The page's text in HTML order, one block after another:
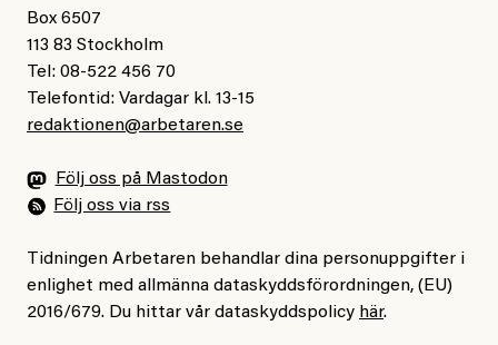
Box 6507
113 83 Stockholm
Tel: 08-522 456 70
Telefontid: Vardagar kl. 13-15
redaktionen@arbetaren.se
Följ oss på Mastodon
Följ oss via rss
Tidningen Arbetaren behandlar dina personuppgifter i
enlighet med allmänna dataskyddsförordningen, (EU)
2016/679. Du hittar vår dataskyddspolicy här.